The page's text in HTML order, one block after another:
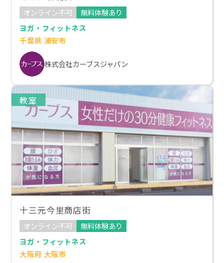
オンライン不可
無料体験あり
ヨガ・フィットネス
千葉県 浦安市
株式会社カーブスジャパン
教室
十三元今里商店街
オンライン不可
無料体験あり
ヨガ・フィットネス
大阪府 大阪市